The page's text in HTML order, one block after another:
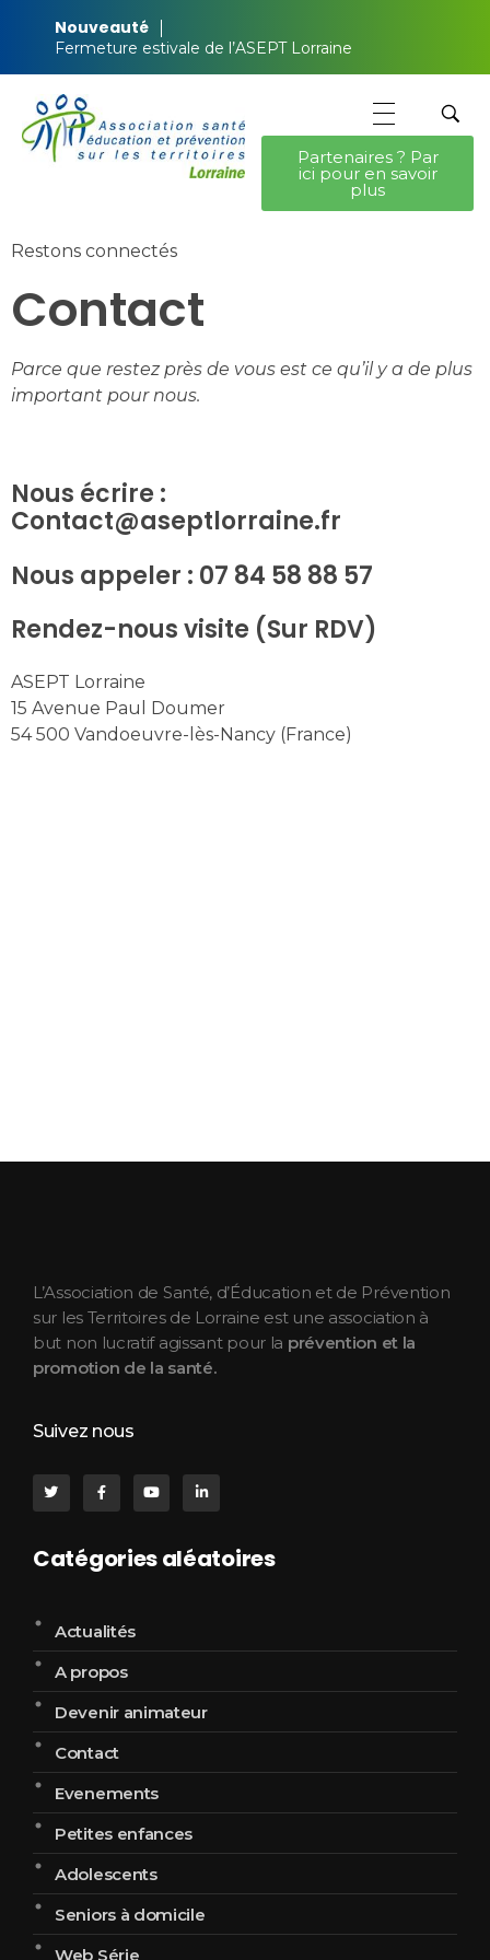
Nouveauté
Fermeture estivale de l’ASEPT Lorraine
Partenaires ? Par
ici pour en savoir
plus
Restons connectés
Contact
Parce que restez près de vous est ce qu’il y a de plus
important pour nous.
Nous écrire :
Contact@aseptlorraine.fr
Nous appeler : 07 84 58 88 57
Rendez-nous visite (Sur RDV)
ASEPT Lorraine
15 Avenue Paul Doumer
54 500 Vandoeuvre-lès-Nancy (France)
L’Association de Santé, d’Éducation et de Prévention
sur les Territoires de Lorraine est une association à
but non lucratif agissant pour la prévention et la
promotion de la santé.
Suivez nous
Catégories aléatoires
Actualités
A propos
Devenir animateur
Contact
Evenements
Petites enfances
Adolescents
Seniors à domicile
Web Série